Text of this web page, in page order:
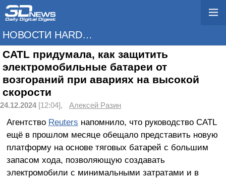
НОВОСТИ HARDWARE
CATL придумала, как защитить
электромобильные батареи от
возгораний при авариях на высокой
скорости
24.12.2024[12:04], Алексей Разин
Агентство Reuters напомнило, что руководство CATL
ещё в прошлом месяце обещало представить новую
платформу на основе тяговых батарей с большим
запасом хода, позволяющую создавать
электромобили с минимальными затратами и в